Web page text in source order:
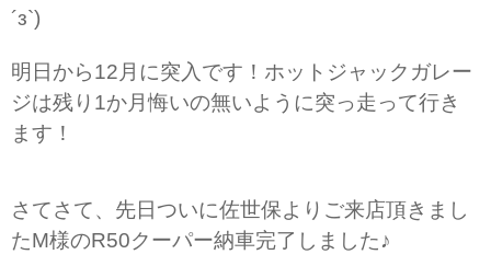
´з`)
明日から12月に突入です！ホットジャックガレー
ジは残り1か月悔いの無いように突っ走って行き
ます！
さてさて、先日ついに佐世保よりご来店頂きまし
たM様のR50クーパー納車完了しました♪